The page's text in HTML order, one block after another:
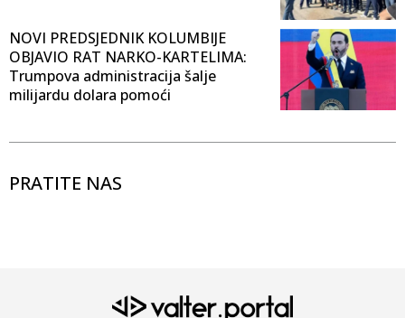
NOVI PREDSJEDNIK KOLUMBIJE
OBJAVIO RAT NARKO-KARTELIMA:
Trumpova administracija šalje
milijardu dolara pomoći
PRATITE NAS